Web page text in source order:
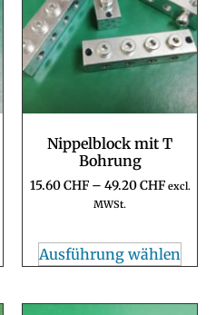
Nippelblock mit T
Bohrung
15.60CHF – 49.20CHF excl.
MWSt.
Ausführung wählen